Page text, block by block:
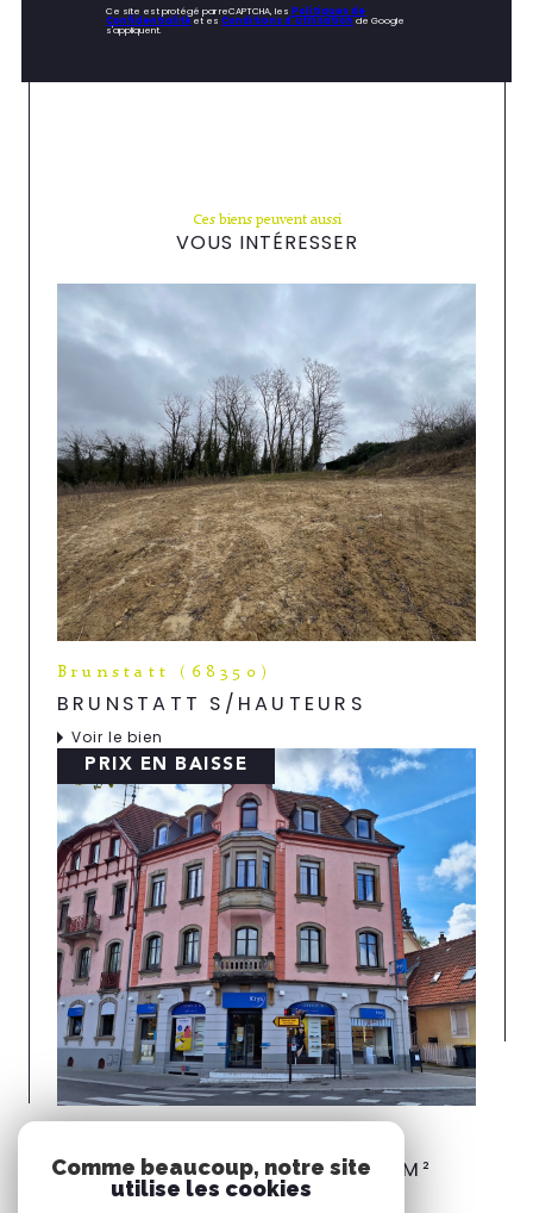
Ce site est protégé par reCAPTCHA, lesPolitiques de
Confidentialitéet esConditions d'utilisationde Google
s'appliquent.
Ces biens peuvent aussi
VOUS INTÉRESSER
Brunstatt (68350)
BRUNSTATT S/HAUTEURS
Voir le bien
PRIX EN BAISSE
IMMEUBLE 14 PIÈCES DE 439M²
Voir le bien
Comme beaucoup, notre site
utilise les cookies